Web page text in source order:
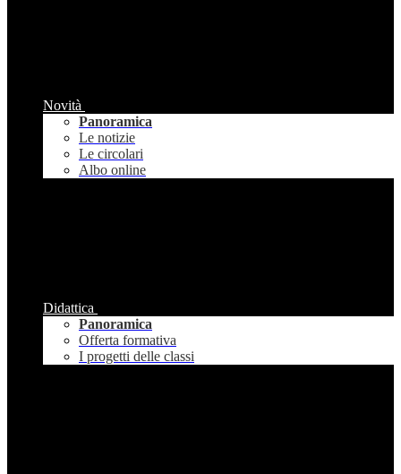
Novità
Panoramica
Le notizie
Le circolari
Albo online
Didattica
Panoramica
Offerta formativa
I progetti delle classi